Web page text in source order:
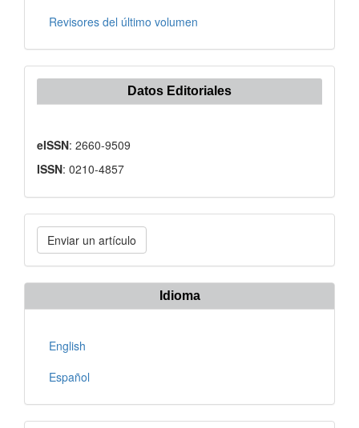
Revisores del último volumen
Datos Editoriales
eISSN: 2660-9509
ISSN: 0210-4857
Enviar
un
artículo
Enviar un artículo
Idioma
English
Español